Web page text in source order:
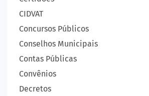
CIDVAT
Concursos Públicos
Conselhos Municipais
Contas Públicas
Convênios
Decretos